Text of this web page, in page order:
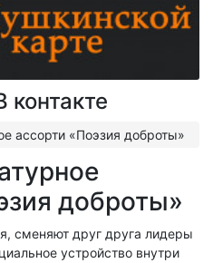
контакте
ассорти «Поэзия доброты»
доброты»
сменяют друг друга лидеры
устройство внутри